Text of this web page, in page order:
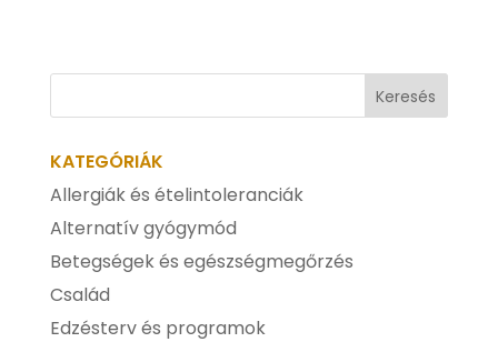
KATEGÓRIÁK
Allergiák és ételintoleranciák
Alternatív gyógymód
Betegségek és egészségmegőrzés
Család
Edzésterv és programok